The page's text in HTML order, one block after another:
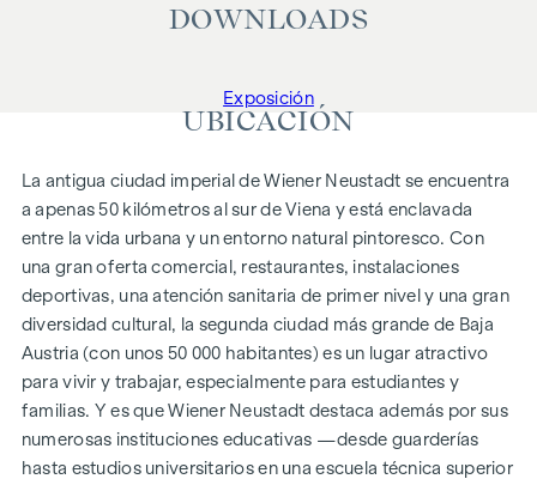
DOWNLOADS
Exposición
UBICACIÓN
La antigua ciudad imperial de Wiener Neustadt se encuentra
a apenas 50 kilómetros al sur de Viena y está enclavada
entre la vida urbana y un entorno natural pintoresco. Con
una gran oferta comercial, restaurantes, instalaciones
deportivas, una atención sanitaria de primer nivel y una gran
diversidad cultural, la segunda ciudad más grande de Baja
Austria (con unos 50 000 habitantes) es un lugar atractivo
para vivir y trabajar, especialmente para estudiantes y
familias. Y es que Wiener Neustadt destaca además por sus
numerosas instituciones educativas —desde guarderías
hasta estudios universitarios en una escuela técnica superior